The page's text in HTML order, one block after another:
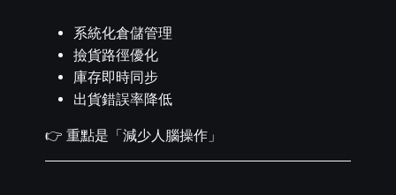
系統化倉儲管理
撿貨路徑優化
庫存即時同步
出貨錯誤率降低
👉 重點是「減少人腦操作」